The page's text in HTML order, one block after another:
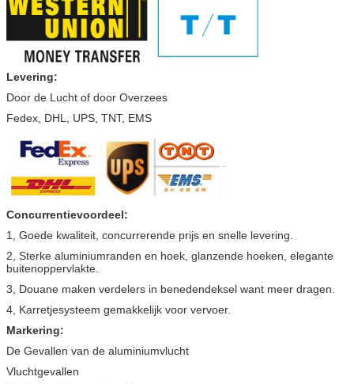
Levering:
Door de Lucht of door Overzees
Fedex, DHL, UPS, TNT, EMS
Concurrentievoordeel:
1, Goede kwaliteit, concurrerende prijs en snelle levering.
2, Sterke aluminiumranden en hoek, glanzende hoeken, elegante
buitenoppervlakte.
3, Douane maken verdelers in benedendeksel want meer dragen.
4, Karretjesysteem gemakkelijk voor vervoer.
Markering:
De Gevallen van de aluminiumvlucht
Vluchtgevallen